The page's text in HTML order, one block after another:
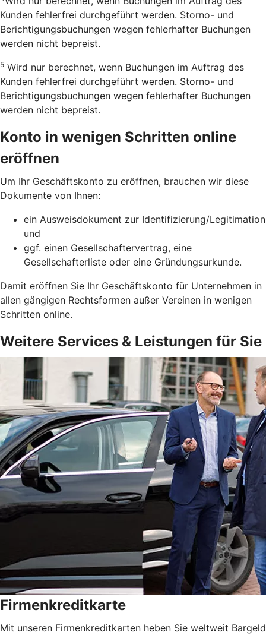
Kunden fehlerfrei durchgeführt werden. Storno- und
Berichtigungsbuchungen wegen fehlerhafter Buchungen
werden nicht bepreist.
5 Wird nur berechnet, wenn Buchungen im Auftrag des
Kunden fehlerfrei durchgeführt werden. Storno- und
Berichtigungsbuchungen wegen fehlerhafter Buchungen
werden nicht bepreist.
Konto in wenigen Schritten online
eröffnen
Um Ihr Geschäftskonto zu eröffnen, brauchen wir diese
Dokumente von Ihnen:
ein Ausweisdokument zur Identifizierung/Legitimation
und
ggf. einen Gesellschaftervertrag, eine
Gesellschafterliste oder eine Gründungsurkunde.
Damit eröffnen Sie Ihr Geschäftskonto für Unternehmen in
allen gängigen Rechtsformen außer Vereinen in wenigen
Schritten online.
Weitere Services & Leistungen für Sie
Firmenkreditkarte
Mit unseren Firmenkreditkarten heben Sie weltweit Bargeld